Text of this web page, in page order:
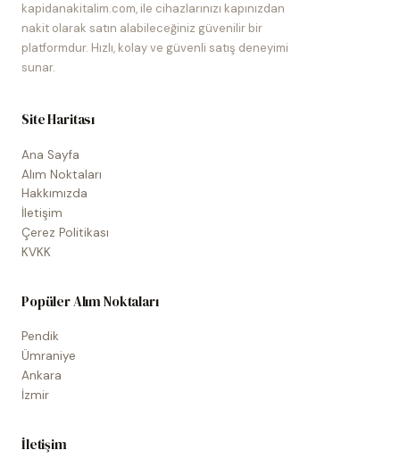
kapidanakitalim.com, ile cihazlarınızı kapınızdan
nakit olarak satın alabileceğiniz güvenilir bir
platformdur. Hızlı, kolay ve güvenli satış deneyimi
sunar.
Site Haritası
Ana Sayfa
Alım Noktaları
Hakkımızda
İletişim
Çerez Politikası
KVKK
Popüler Alım Noktaları
Pendik
Ümraniye
Ankara
İzmir
İletişim